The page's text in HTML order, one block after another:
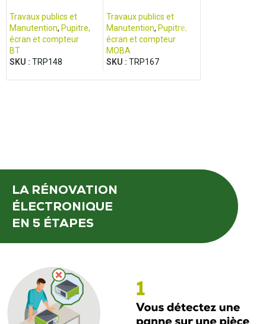
Travaux publics et
Manutention, Pupitre,
écran et compteur
BT
SKU : TRP148
Travaux publics et
Manutention, Pupitre,
écran et compteur
MOBA
SKU : TRP167
LA RÉNOVATION
ÉLECTRONIQUE
EN 5 ÉTAPES